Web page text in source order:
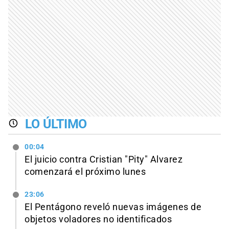
LO ÚLTIMO
00:04
El juicio contra Cristian "Pity" Alvarez
comenzará el próximo lunes
23:06
El Pentágono reveló nuevas imágenes de
objetos voladores no identificados